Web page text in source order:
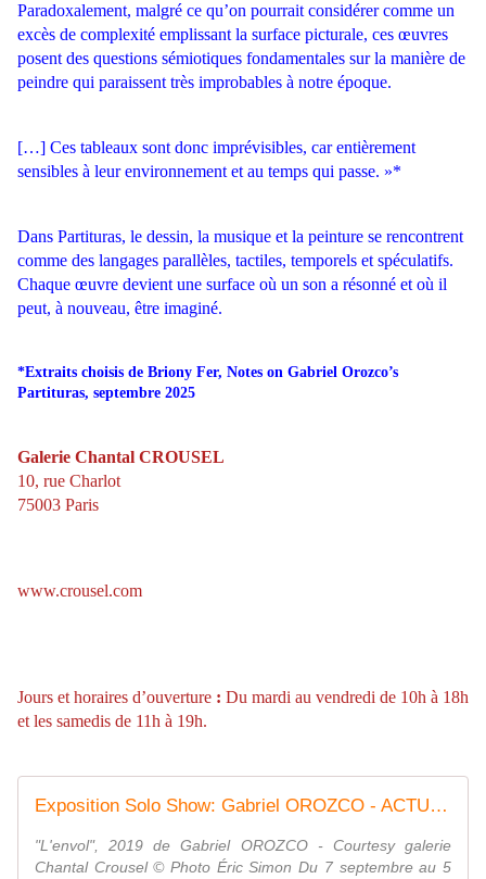
Paradoxalement, malgré ce qu’on pourrait considérer comme un
excès de complexité emplissant la surface picturale, ces œuvres
posent des questions sémiotiques fondamentales sur la manière de
peindre qui paraissent très improbables à notre époque.
[…] Ces tableaux sont donc imprévisibles, car entièrement
sensibles à leur environnement et au temps qui passe. »*
Dans Partituras, le dessin, la musique et la peinture se rencontrent
comme des langages parallèles, tactiles, temporels et spéculatifs.
Chaque œuvre devient une surface où un son a résonné et où il
peut, à nouveau, être imaginé.
*Extraits choisis de Briony Fer, Notes on Gabriel Orozco’s
Partituras, septembre 2025
Galerie Chantal CROUSEL
10, rue Charlot
75003 Paris
www.crousel.com
Jours et horaires d’ouverture : Du mardi au vendredi de 10h à 18h
et les samedis de 11h à 19h.
Exposition Solo Show: Gabriel OROZCO - ACTUART by Eric SIMON
"L'envol", 2019 de Gabriel OROZCO - Courtesy galerie
Chantal Crousel © Photo Éric Simon Du 7 septembre au 5